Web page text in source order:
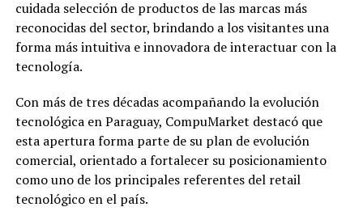
cuidada selección de productos de las marcas más
reconocidas del sector, brindando a los visitantes una
forma más intuitiva e innovadora de interactuar con la
tecnología.
Con más de tres décadas acompañando la evolución
tecnológica en Paraguay, CompuMarket destacó que
esta apertura forma parte de su plan de evolución
comercial, orientado a fortalecer su posicionamiento
como uno de los principales referentes del retail
tecnológico en el país.